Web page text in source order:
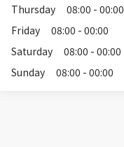
Thursday
08:00 - 00:00
Friday
08:00 - 00:00
Saturday
08:00 - 00:00
Sunday
08:00 - 00:00